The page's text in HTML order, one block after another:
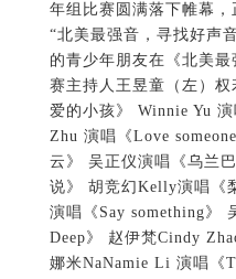
年组比赛圆满落下帷幕
“北美最强音，寻找好声
的青少年朋友在《北美
赛主持人王昱童（左）
爱的小孩》 Winnie Yu
Zhu 演唱《Love
云》 吴正仪演唱《乌兰
说》 胡竞幻Kelly演唱《
演唱《Say something》
Deep》 赵伊梵Cindy
娜米NaNamie Li 演唱《